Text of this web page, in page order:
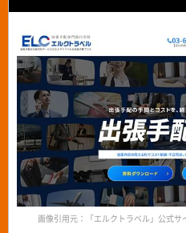
画像引用元：「エルクトラベル」公式